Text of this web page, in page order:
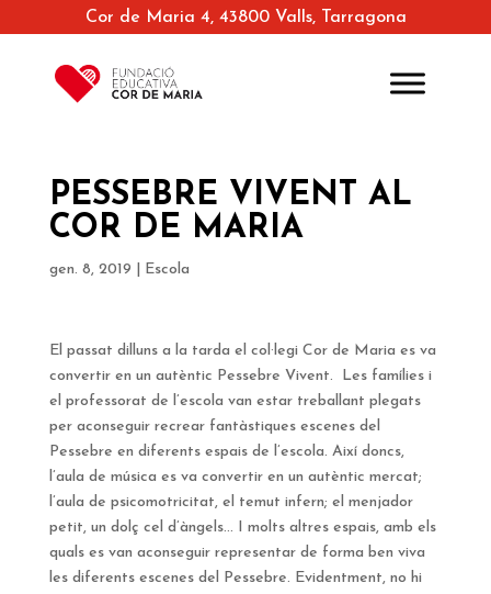
Cor de Maria 4, 43800 Valls, Tarragona
PESSEBRE VIVENT AL
COR DE MARIA
gen. 8, 2019 Escola
El passat dilluns a la tarda el col·legi Cor de Maria es va
convertir en un autèntic Pessebre Vivent. Les famílies i
el professorat de l’escola van estar treballant plegats
per aconseguir recrear fantàstiques escenes del
Pessebre en diferents espais de l’escola. Així doncs,
l’aula de música es va convertir en un autèntic mercat;
l’aula de psicomotricitat, el temut infern; el menjador
petit, un dolç cel d’àngels… I molts altres espais, amb els
quals es van aconseguir representar de forma ben viva
les diferents escenes del Pessebre. Evidentment, no hi